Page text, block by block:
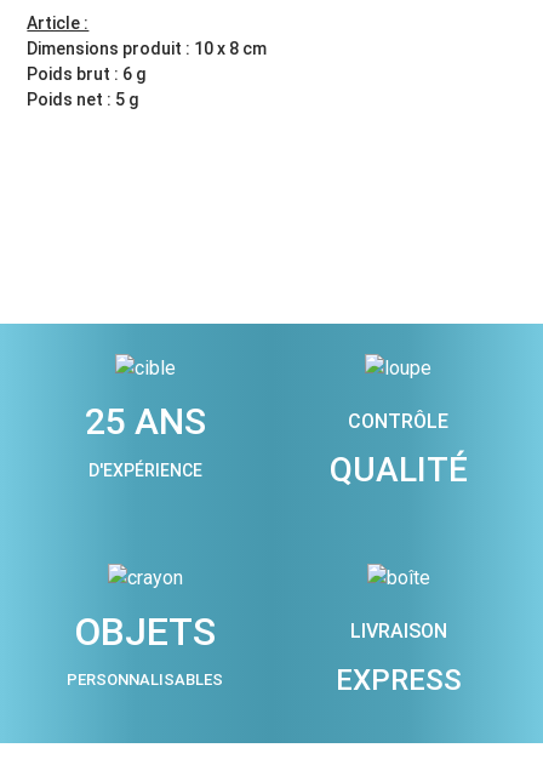
Article :
Dimensions produit : 10 x 8 cm
Poids brut : 6 g
Poids net : 5 g
25 ANS
D'EXPÉRIENCE
CONTRÔLE
QUALITÉ
OBJETS
PERSONNALISABLES
LIVRAISON
EXPRESS